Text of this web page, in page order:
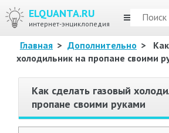
ELQUANTA.RU
интернет-энциклопедия
МЕНЮ
Главная > Дополнительно >
холодильник на пропане своими
Как сделать газовый
пропане своими руками